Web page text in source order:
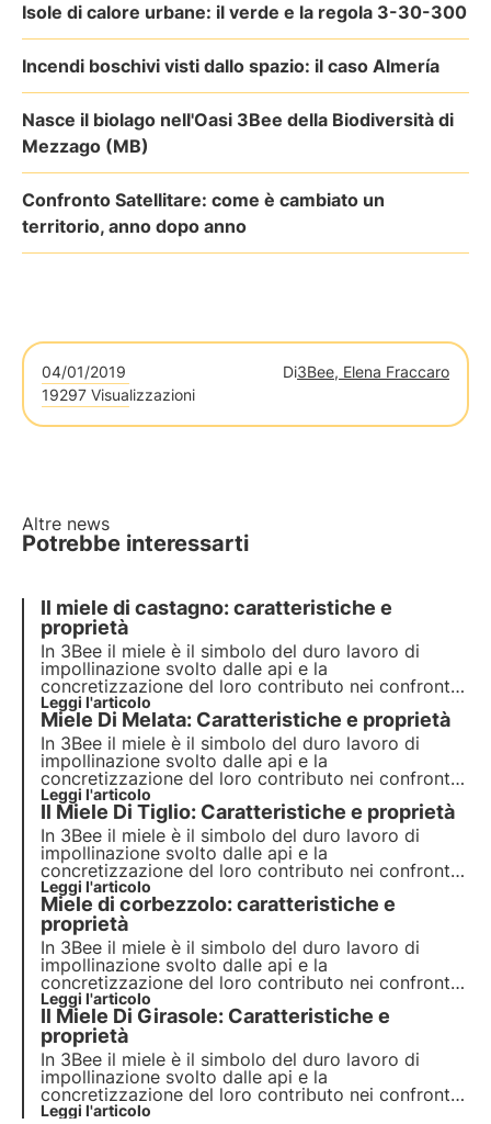
Isole di calore urbane: il verde e la regola 3-30-300
Incendi boschivi visti dallo spazio: il caso Almería
Nasce il biolago nell'Oasi 3Bee della Biodiversità di
Mezzago (MB)
Confronto Satellitare: come è cambiato un
territorio, anno dopo anno
04/01/2019 Di3Bee, Elena Fraccaro
19297 Visualizzazioni
Altre news
Potrebbe interessarti
Il miele di castagno: caratteristiche e
proprietà
In 3Bee il miele è il simbolo del duro lavoro di
impollinazione svolto dalle api e la
concretizzazione del loro contributo nei confronti
dell’ecosistema. I nostri progetti supportano la
biodiversità e tramite i nostri growers garantiscono
un ambiente sano per gli impollinatori.
Leggi l'articolo
Miele Di Melata: Caratteristiche e proprietà
In 3Bee il miele è il simbolo del duro lavoro di
impollinazione svolto dalle api e la
concretizzazione del loro contributo nei confronti
dell’ecosistema. I nostri progetti supportano la
biodiversità e tramite i nostri growers garantiscono
un ambiente sano per gli impollinatori.
Leggi l'articolo
Il Miele Di Tiglio: Caratteristiche e proprietà
In 3Bee il miele è il simbolo del duro lavoro di
impollinazione svolto dalle api e la
concretizzazione del loro contributo nei confronti
dell’ecosistema. I nostri progetti supportano la
biodiversità e tramite i nostri growers garantiscono
un ambiente sano per gli impollinatori.
Leggi l'articolo
Miele di corbezzolo: caratteristiche e
proprietà
In 3Bee il miele è il simbolo del duro lavoro di
impollinazione svolto dalle api e la
concretizzazione del loro contributo nei confronti
dell’ecosistema. I nostri progetti supportano la
biodiversità e tramite i nostri growers garantiscono
un ambiente sano per gli impollinatori.
Leggi l'articolo
Il Miele Di Girasole: Caratteristiche e
proprietà
In 3Bee il miele è il simbolo del duro lavoro di
impollinazione svolto dalle api e la
concretizzazione del loro contributo nei confronti
dell’ecosistema. I nostri progetti supportano la
Leggi l'articolo